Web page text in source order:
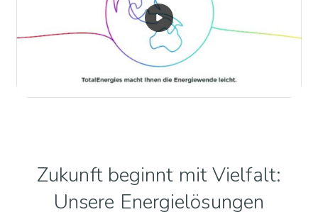
Zukunft beginnt mit Vielfalt:
Unsere Energielösungen